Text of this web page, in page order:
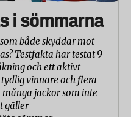
i sömmarna
både skyddar mot
Testfakta har testat 9
och ett aktivt
vinnare och flera
många jackor som inte
gäller